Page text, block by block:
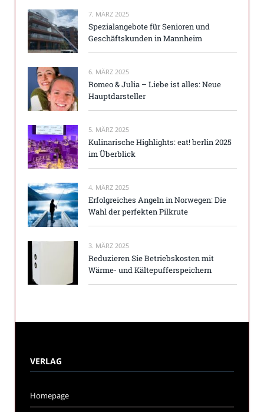
7. MÄRZ 2025
Spezialangebote für Senioren und
Geschäftskunden in Mannheim
6. MÄRZ 2025
Romeo & Julia – Liebe ist alles: Neue
Hauptdarsteller
5. MÄRZ 2025
Kulinarische Highlights: eat! berlin 2025
im Überblick
4. MÄRZ 2025
Erfolgreiches Angeln in Norwegen: Die
Wahl der perfekten Pilkrute
3. MÄRZ 2025
Reduzieren Sie Betriebskosten mit
Wärme- und Kältepufferspeichern
VERLAG
Homepage